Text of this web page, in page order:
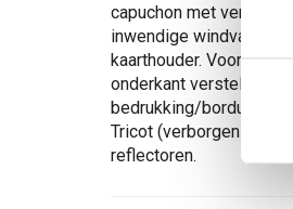
capuchon met
inwendige windvanger.
kaarthouder.
onderkant verstelbaar.
bedrukking/borduursel.
Tricot (verborgen in
reflectoren.